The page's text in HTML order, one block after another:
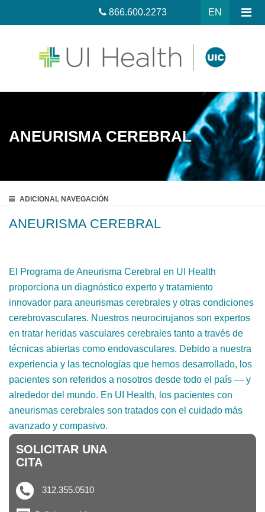
EN
866.600.2273
ANEURISMA CEREBRAL
ADICIONAL NAVEGACIÓN
ANEURISMA CEREBRAL
El Programa de Aneurisma Cerebral en UI Health
proporciona un diagnóstico experto y tratamiento
innovador para aneurismas cerebrales y otras condiciones
cerebrovasculares. Nuestros neurocirujanos son expertos
en tratar heridas vasculares cerebrales tanto a través de
técnicas abiertas como endovasculares. Debido a nuestra
experiencia y las tecnologías que hemos desarrollado, los
pacientes son referidos a nosotros desde todo el país — y
alrededor del mundo. En UI Health, los pacientes con
aneurismas cerebrales son tratados con el cuidado más
avanzado y compasivo.
SOLICITAR UNA
CITA
312.355.0510